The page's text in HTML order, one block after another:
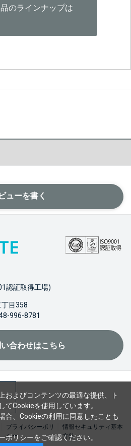
のラインナップは
ューを書く
認証取得工場)
目358
996-8781
合わせはこちら
プライバシーポリ
シー
情報セキュリティ基本
方針
およびコンテンツの最適な提供、ト
てCookieを使用しています。
合、Cookieの利用に同意したことも
ポリシーをご確認ください。